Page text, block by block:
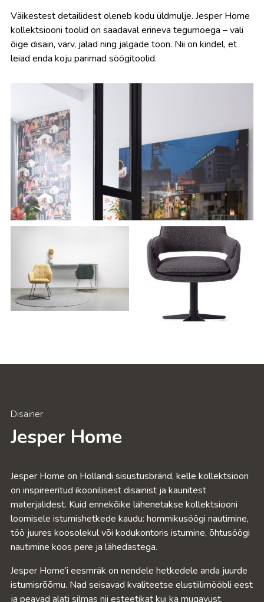
Voodid
Mööbel
Outlet
Väikestest detailidest oleneb kodu üldmulje. Jesper Home
kollektsiooni toolid on saadaval erineva tegumoega – vali
õige disain, värv, jalad ning jalgade toon. Nii on kindel, et
leiad enda koju parimad söögitoolid.
Disainer
Jesper Home
Jesper Home on Hollandi sisustusbränd, kelle kollektsioon
on inspireeritud ikoonilisest disainist ja kaunitest
materjalidest. Kuid ennekõike lähenetakse kollektsiooni
loomisele istumishetkede kaudu: hommikusöögi nautimine,
töö juures koosolekul või kodukontoris istumine, õhtusöögi
nautimine koos pere ja lähedastega.
Jesper Home’i eesmräk on nendele hetkedele anda juurde
istumisrõõmu. Nad seisavad kvaliteetse elustiilimööbli eest
ja peavad alati silmas nii esteetikat kui ka mugavust.